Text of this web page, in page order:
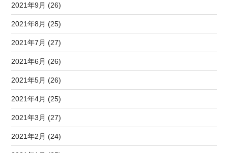
2021年9月 (26)
2021年8月 (25)
2021年7月 (27)
2021年6月 (26)
2021年5月 (26)
2021年4月 (25)
2021年3月 (27)
2021年2月 (24)